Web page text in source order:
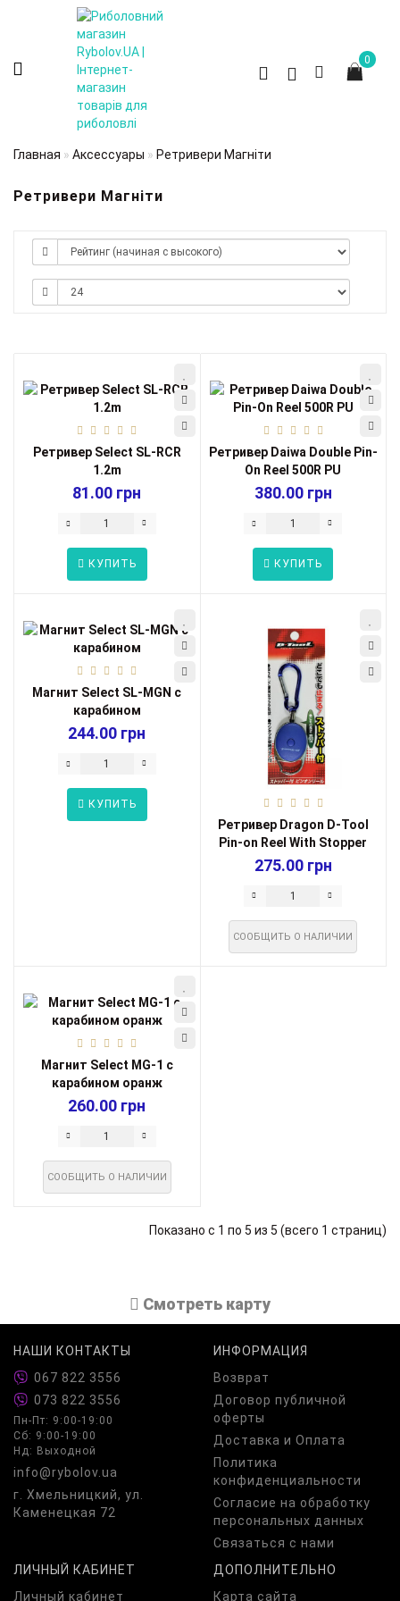
0
Главная Аксессуары Ретривери Магніти
Ретривери Магніти
Ретривер Select SL-RCR
1.2m
81.00 грн
КУПИТЬ
Ретривер Daiwa Double Pin-
On Reel 500R PU
380.00 грн
КУПИТЬ
Магнит Select SL-MGN c
карабином
244.00 грн
КУПИТЬ
Ретривер Dragon D-Tool
Pin-on Reel With Stopper
275.00 грн
СООБЩИТЬ О НАЛИЧИИ
Магнит Select MG-1 c
карабином оранж
260.00 грн
СООБЩИТЬ О НАЛИЧИИ
Показано с 1 по 5 из 5 (всего 1 страниц)
Cмотреть карту
НАШИ КОНТАКТЫ
067 822 3556
073 822 3556
Пн-Пт: 9:00-19:00
Сб: 9:00-19:00
Нд: Выходной
info@rybolov.ua
г. Хмельницкий, ул.
Каменецкая 72
ИНФОРМАЦИЯ
Возврат
Договор публичной
оферты
Доставка и Оплата
Политика
конфиденциальности
Согласие на обработку
персональных данных
Связаться с нами
ЛИЧНЫЙ КАБИНЕТ
Личный кабинет
ДОПОЛНИТЕЛЬНО
Карта сайта